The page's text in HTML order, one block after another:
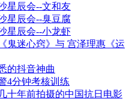
星辰会--文和友
星辰会--臭豆腐
星辰会--小龙虾
鬼迷心窍》与 宫泽理惠《运
的抖音神曲
4分钟考核训练
十年前拍摄的中国抗日电影